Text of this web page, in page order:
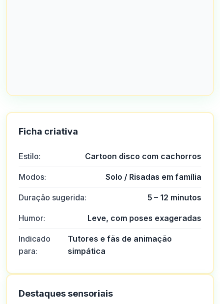
Ficha criativa
Estilo: Cartoon disco com cachorros
Modos: Solo / Risadas em família
Duração sugerida: 5 – 12 minutos
Humor: Leve, com poses exageradas
Indicado
para:
Tutores e fãs de animação
simpática
Destaques sensoriais